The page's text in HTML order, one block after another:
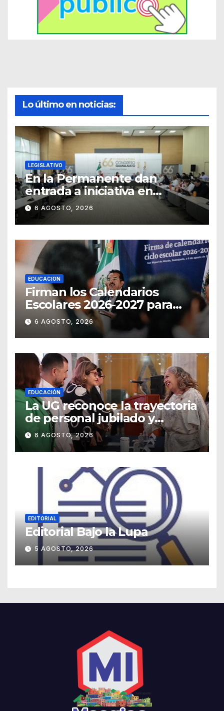
Lo último en noticias:
LEGISLATIVO
En la Permanente dan
entrada a iniciativa en
materia notarial
6 AGOSTO, 2026
EDUCACIÓN
Firman los Calendarios
Escolares 2026-2027 para
Guanajuato
6 AGOSTO, 2026
EDUCACIÓN
La UG reconoce la trayectoria
de personal jubilado y
agradece su legado
6 AGOSTO, 2026
EDITORIAL
Editorial Bajo la Lupa
5 AGOSTO, 2026